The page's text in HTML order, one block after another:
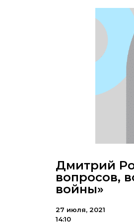
Дмитрий
вопросов,
войны»
27 июля, 2021
14:10